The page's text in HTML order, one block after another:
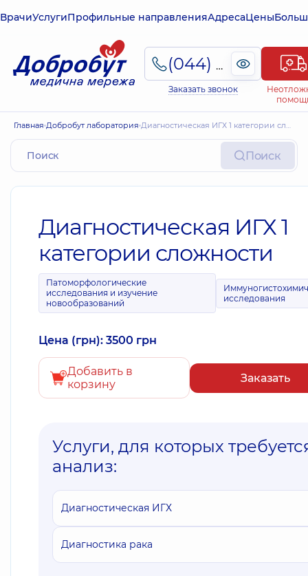
ВрачиУслугиПрофильные направленияАдресаЦены
(044) 495-2-888
Заказать звонок
Главная Добробут лаборатория Диагностическая ИГХ 1 категории сложности
Поиск
Диагностическая ИГХ 1
категории сложности
Патоморфологические
исследования и изучение
новообразований
исследования
Цена (грн): 3500 грн
Добавить в
корзину
Заказать
Услуги, для которых
анализ:
Диагностическая ИГХ
Диагностика рака